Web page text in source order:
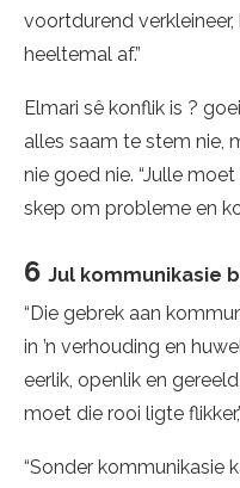
voortdurend
heeltemal af.”
Elmari sê konflik is ?
alles saam te stem nie,
nie goed nie. “Julle
skep om probleme en
6 Jul kommunikasie
“Die gebrek aan
in ’n verhouding en
eerlik, openlik en
moet die rooi ligte
“Sonder kommunikasie